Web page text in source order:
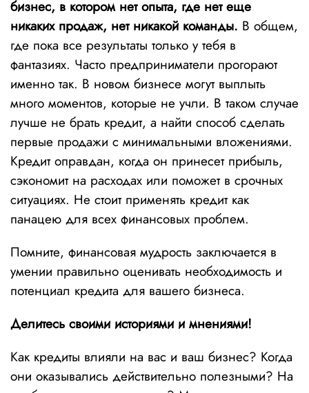
бизнес, в котором нет опыта, где нет еще
никаких продаж, нет никакой команды. В общем,
где пока все результаты только у тебя в
фантазиях. Часто предприниматели прогорают
именно так. В новом бизнесе могут выплыть
много моментов, которые не учли. В таком случае
лучше не брать кредит, а найти способ сделать
первые продажи с минимальными вложениями.
Кредит оправдан, когда он принесет прибыль,
сэкономит на расходах или поможет в срочных
ситуациях. Не стоит применять кредит как
панацею для всех финансовых проблем.
Помните, финансовая мудрость заключается в
умении правильно оценивать необходимость и
потенциал кредита для вашего бизнеса.
Делитесь своими историями и мнениями!
Как кредиты влияли на вас и ваш бизнес? Когда
они оказывались действительно полезными? На